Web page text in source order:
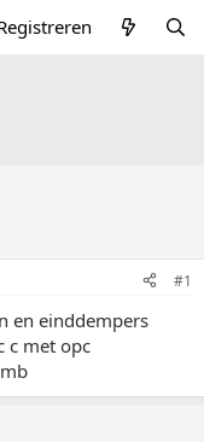
#1
en einddempers
c met opc